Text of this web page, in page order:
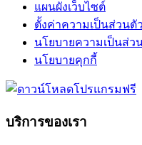
แผนผังเว็บไซต์
ตั้งค่าความเป็นส่วนตัว
นโยบายความเป็นส่ว
นโยบายคุกกี้
บริการของเรา